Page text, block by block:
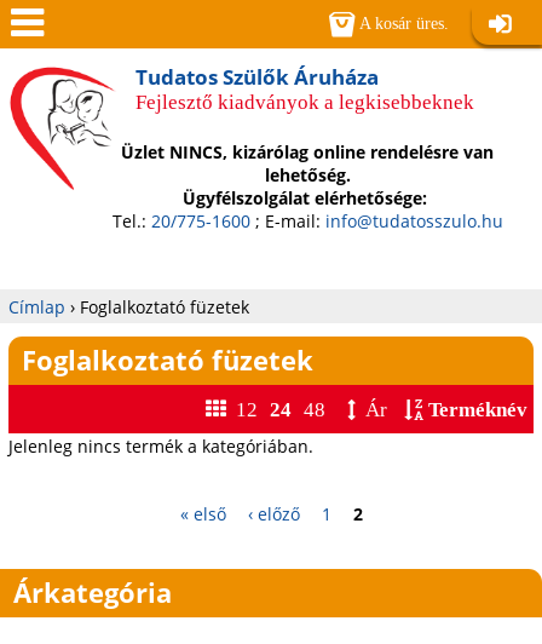
Jump to navigation
Tudatos Szülők Áruháza
Fejlesztő kiadványok a legkisebbeknek
Üzlet NINCS, kizárólag online rendelésre van
lehetőség.
Ügyfélszolgálat elérhetősége:
Tel.: 20/775-1600; E-mail: info@tudatosszulo.hu
Jelenlegi
hely
Címlap › Foglalkoztató füzetek
Foglalkoztató füzetek
12 24 48 Ár
Terméknév
Jelenleg nincs termék a kategóriában.
l
d
« első ‹ előző 1 2
A kosár üres.
Men
ü
Árkategória